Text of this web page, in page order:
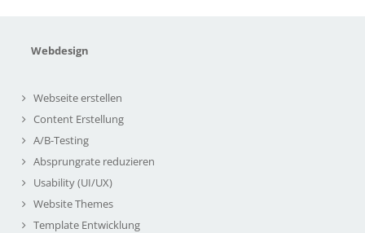
Webdesign
Webseite erstellen
Content Erstellung
A/B-Testing
Absprungrate reduzieren
Usability (UI/UX)
Website Themes
Template Entwicklung